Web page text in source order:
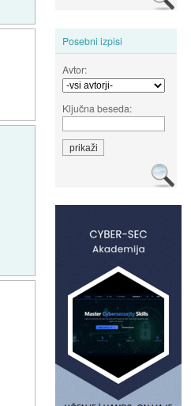
Posebni izpisi
Avtor:
Ključna beseda: